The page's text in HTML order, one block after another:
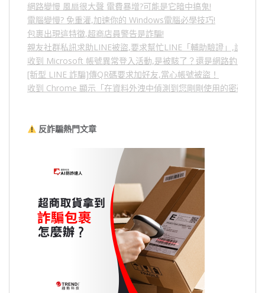
網路變慢 風扇很大聲 電費暴增?可能是它暗中搞鬼!
電腦變慢? 免重灌,加速你的 Windows電腦必學技巧!
包裹出現這特徵,超商店員警告是詐騙!
親友社群私訊求助LINE被盜,要求幫忙LINE「輔助驗證」,詐騙
收到 Microsoft 帳號異常登入活動,是被駭了？還是網路釣魚？
[新型 LINE 詐騙]傳QR碼要求加好友,當心帳號被盜！
收到 Chrome 顯示「在資料外洩中偵測到您剛剛使用的密碼」
反詐騙熱門文章